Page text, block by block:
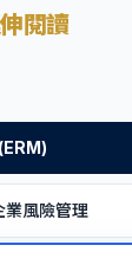
閱讀
風險管理